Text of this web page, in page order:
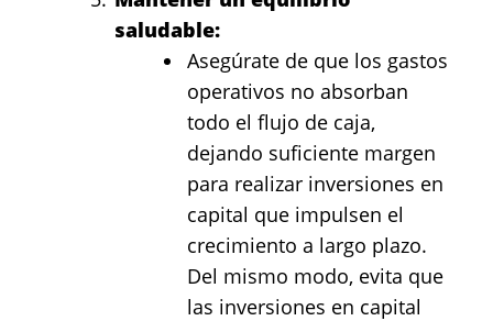
saludable:
Asegúrate de que los gastos
operativos no absorban
todo el flujo de caja,
dejando suficiente margen
para realizar inversiones en
capital que impulsen el
crecimiento a largo plazo.
Del mismo modo, evita que
las inversiones en capital